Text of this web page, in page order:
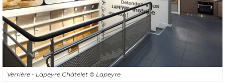
Verrière - Lapeyre Châtelet © Lapeyre